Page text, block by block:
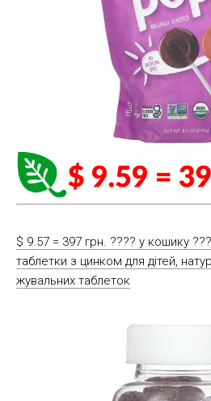
$ 9.57 = 397 грн. ????️ у кошику
таблетки з цинком для дітей,
жувальних таблеток